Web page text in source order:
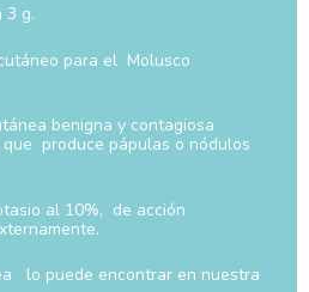
3 g.
para el Molusco
benigna y contagiosa
produce pápulas o nódulos
al 10%, de acción
lo puede encontrar en nuestra